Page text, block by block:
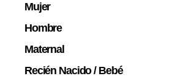
Mujer
Hombre
Maternal
Recién Nacido / Bebé